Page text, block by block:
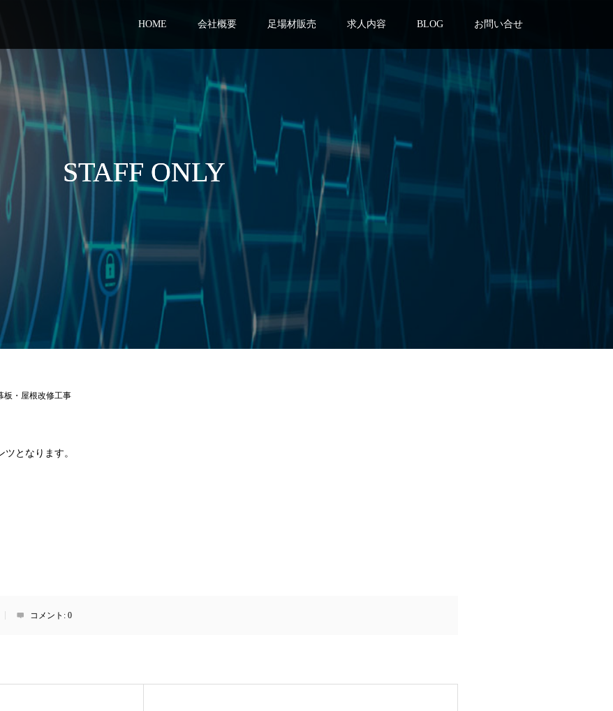
HOME 会社概要 足場材販売 求人内容 BLOG お問い合せ
STAFF ONLY
・屋根改修工事
となります。
コメント: 0